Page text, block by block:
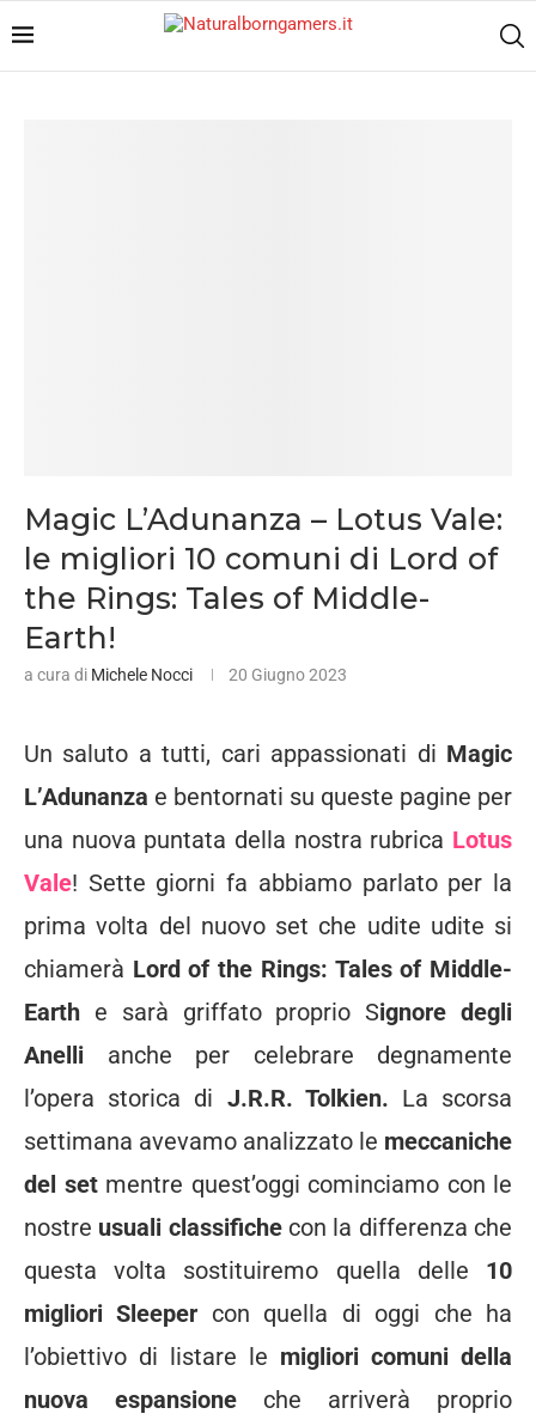
Magic L’Adunanza – Lotus Vale:
le migliori 10 comuni di Lord of
the Rings: Tales of Middle-
Earth!
a cura di Michele Nocci 20 Giugno 2023
Un saluto a tutti, cari appassionati di Magic
L’Adunanza e bentornati su queste pagine per
una nuova puntata della nostra rubrica Lotus
Vale! Sette giorni fa abbiamo parlato per la
prima volta del nuovo set che udite udite si
chiamerà Lord of the Rings: Tales of Middle-
Earth e sarà griffato proprio Signore degli
Anelli anche per celebrare degnamente
l’opera storica di J.R.R. Tolkien. La scorsa
settimana avevamo analizzato le meccaniche
del set mentre quest’oggi cominciamo con le
nostre usuali classifiche con la differenza che
questa volta sostituiremo quella delle 10
migliori Sleeper con quella di oggi che ha
l’obiettivo di listare le migliori comuni della
nuova espansione che arriverà proprio